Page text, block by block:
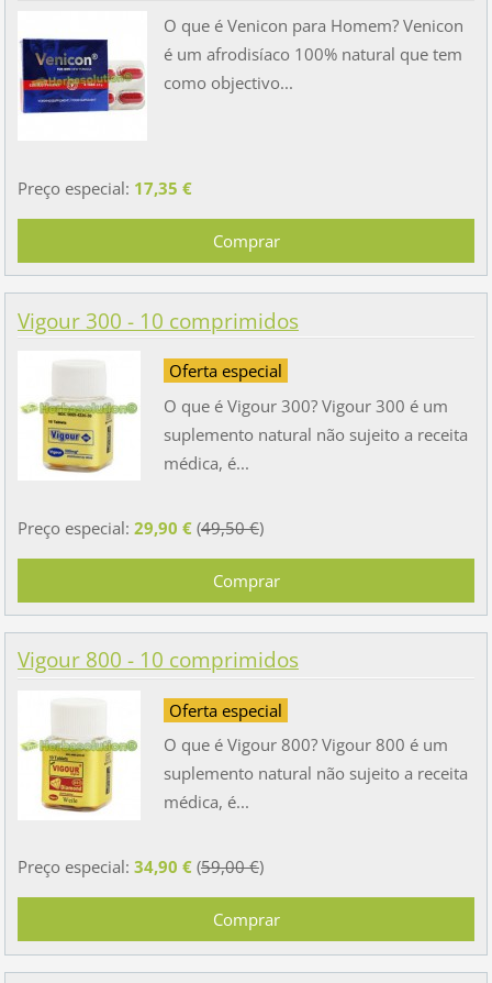
O que é Venicon para Homem? Venicon
é um afrodisíaco 100% natural que tem
como objectivo...
Preço especial: 17,35 €
Vigour 300 - 10 comprimidos
Oferta especial
O que é Vigour 300? Vigour 300 é um
suplemento natural não sujeito a receita
médica, é...
Preço especial: 29,90 €(49,50 €)
Vigour 800 - 10 comprimidos
Oferta especial
O que é Vigour 800? Vigour 800 é um
suplemento natural não sujeito a receita
médica, é...
Preço especial: 34,90 €(59,00 €)